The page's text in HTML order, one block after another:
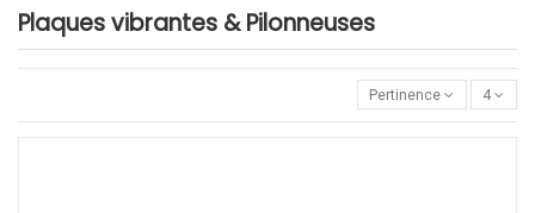
Plaques vibrantes & Pilonneuses
Pertinence 4